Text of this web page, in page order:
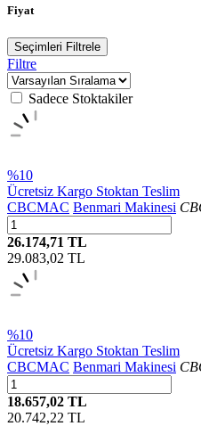
Fiyat
Seçimleri Filtrele
Filtre
Sadece Stoktakiler
%10
Ücretsiz Kargo Stoktan Teslim
CBCMAC Benmari Makinesi
26.174,71 TL
29.083,02 TL
%10
Ücretsiz Kargo Stoktan Teslim
CBCMAC Benmari Makinesi
18.657,02 TL
20.742,22 TL